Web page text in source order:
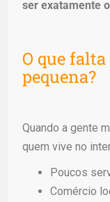
ser exatamente
O que
pequena?
Quando a gente
quem vive no
Poucos
Comércio